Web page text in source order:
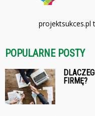
projektsukces.pl
POPULARNE POSTY
FIRMĘ?